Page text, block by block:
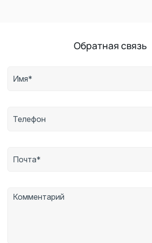
Обратная связь